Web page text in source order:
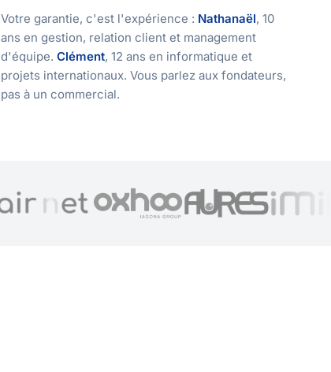
Votre garantie, c'est l'expérience : Nathanaël, 10
ans en gestion, relation client et management
d'équipe.Clément, 12 ans en informatique et
projets internationaux. Vous parlez aux fondateurs,
pas à un commercial.